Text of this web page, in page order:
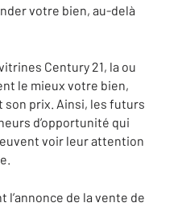
votre bien, au-delà
Century 21, la ou
le mieux votre bien,
prix. Ainsi, les futurs
d’opportunité qui
voir leur attention
de la vente de